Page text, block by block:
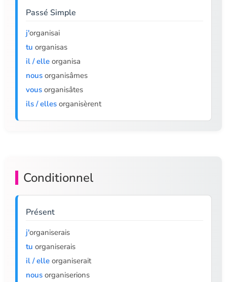
Passé Simple
j'organisai
tu organisas
il / elle organisa
nous organisâmes
vous organisâtes
ils / elles organisèrent
Conditionnel
Présent
j'organiserais
tu organiserais
il / elle organiserait
nous organiserions